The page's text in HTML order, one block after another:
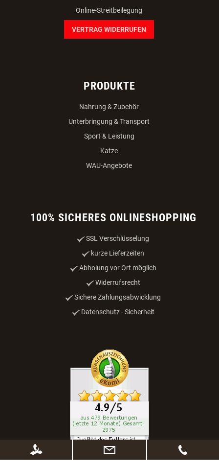
Online-Streitbeilegung
VERTRAG WIDERRUFEN
PRODUKTE
Nahrung & Zubehör
Unterbringung & Transport
Sport & Leistung
Katze
WAU-Angebote
100% SICHERES ONLINESHOPPING
SSL Verschlüsselung
kurze Lieferzeiten
Abholung vor Ort möglich
Widerrufsrecht
Sichere Zahlungsabwicklung
Datenschutz - Sicherheit